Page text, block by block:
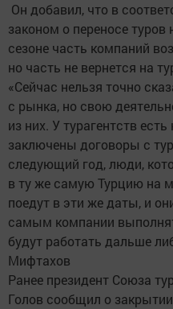
Он добавил, что в
законом о переносе
сезоне часть компаний
но часть не вернется на
«Сейчас нельзя точно
с рынка, но свою
из них. У турагентств
заключены договоры с
следующий год, люди,
в ту же самую Турцию на
поедут в эти же даты, и
самым компании
будут работать дальше
Мифтахов
Ранее президент Союза
Голов сообщил о